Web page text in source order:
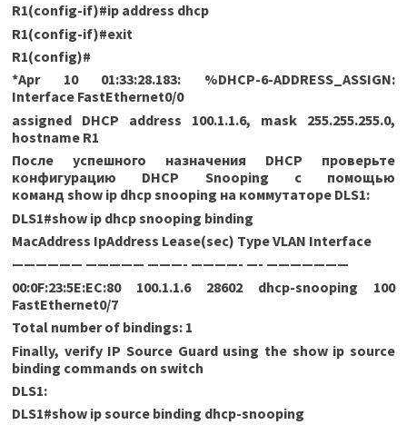
R1(config-if)#ip address dhcp
R1(config-if)#exit
R1(config)#
*Apr 10 01:33:28.183: %DHCP-6-ADDRESS_ASSIGN:
Interface FastEthernet0/0
assigned DHCP address 100.1.1.6, mask 255.255.255.0,
hostname R1
После успешного назначения DHCP проверьте
конфигурацию DHCP Snooping с помощью
команд show ip dhcpsnooping на коммутаторе DLS1:
DLS1#show ip dhcp snooping binding
MacAddress IpAddress Lease(sec) Type VLAN Interface
—————— ————— ———- ————- —- ———————
00:0F:23:5E:EC:80 100.1.1.6 28602 dhcp-snooping 100
FastEthernet0/7
Total number of bindings: 1
Finally, verify IP Source Guard using the show ip source
binding commands on switch
DLS1:
DLS1#show ip source binding dhcp-snooping